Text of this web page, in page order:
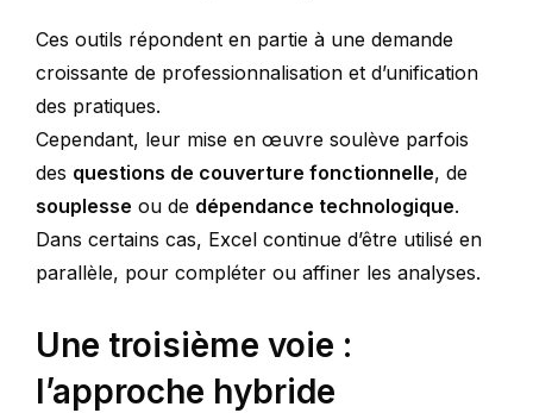
Ces outils répondent en partie à une demande
croissante de professionnalisation et d’unification
des pratiques.
Cependant, leur mise en œuvre soulève parfois
des questions de couverture fonctionnelle, de
souplesse ou de dépendance technologique.
Dans certains cas, Excel continue d’être utilisé en
parallèle, pour compléter ou affiner les analyses.
Une troisième voie :
l’approche hybride